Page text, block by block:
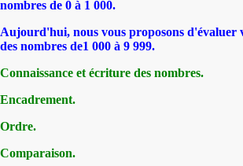
nombres de 0 à 1 000.
Aujourd'hui, nous vous proposons d'évaluer
des nombres de1 000 à 9 999.
Connaissance et écriture des nombres.
Encadrement.
Ordre.
Comparaison.